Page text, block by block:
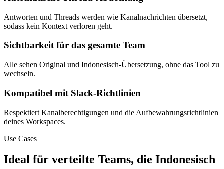
Antworten und Threads werden wie Kanalnachrichten übersetzt,
sodass kein Kontext verloren geht.
Sichtbarkeit für das gesamte Team
Alle sehen Original und Indonesisch-Übersetzung, ohne das Tool zu
wechseln.
Kompatibel mit Slack-Richtlinien
Respektiert Kanalberechtigungen und die Aufbewahrungsrichtlinien
deines Workspaces.
Use Cases
Ideal für verteilte Teams, die Indonesisch